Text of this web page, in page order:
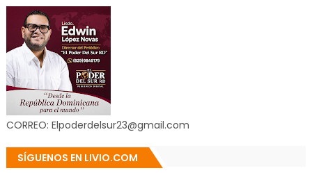
CORREO: Elpoderdelsur23@gmail.com
SÍGUENOS EN LIVIO.COM